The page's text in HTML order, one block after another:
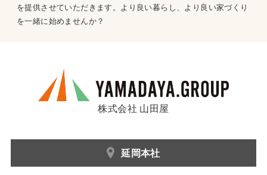
を提供させていただきます。より良い暮らし、より良い家づくり
を一緒に始めませんか？
株式会社 山田屋
延岡本社